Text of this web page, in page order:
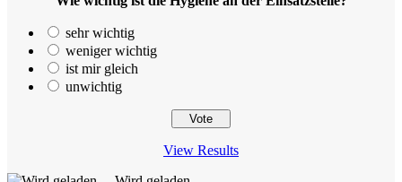
sehr wichtig
weniger wichtig
ist mir gleich
unwichtig
View Results